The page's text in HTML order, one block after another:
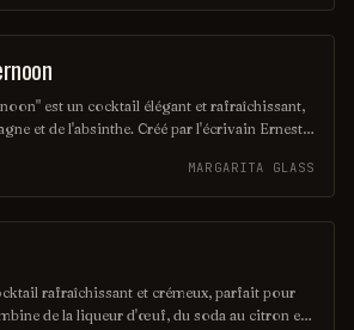
mélange harmonieux est parfait pour ceux
gustative unique et raffinée.
est un cocktail élégant et rafraîchissant,
et de l'absinthe. Créé par l'écrivain Ernest
pour ceux qui cherchent une expérience
délicate et son arôme complexe en font
à savourer.
MARGARITA GLASS
rafraîchissant et crémeux, parfait pour
de la liqueur d'œuf, du soda au citron et